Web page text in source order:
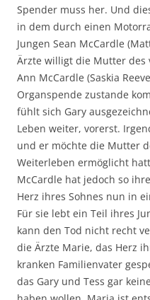
Spender muss her. Und
in dem durch einen
Jungen Sean McCardle
Ärzte willigt die Mutter des
Ann McCardle (Saskia
Organspende zustande
fühlt sich Gary
Leben weiter, vorerst.
und er möchte die Mutter
Weiterleben ermöglicht
McCardle hat jedoch so
Herz ihres Sohnes nun in
Für sie lebt ein Teil ihres
kann den Tod nicht recht
die Ärzte Marie, das Herz
kranken Familienvater
das Gary und Tess gar